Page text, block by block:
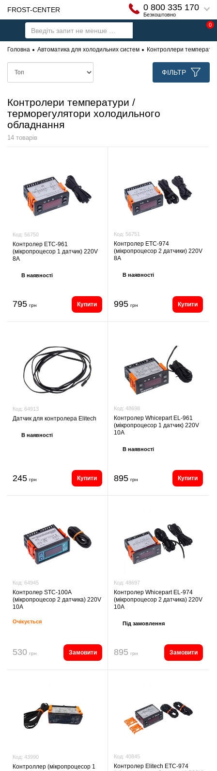
FROST-CENTER 0 800 335 170
Безкоштовно
0
Головна Автоматика для холодильних систем Контроллери
ФІЛЬТР
Контролери температури /
терморегулятори холодильного
обладнання
14 товарів
Код: 56750
Контролер ETC-961
(мікропроцесор 1 датчик) 220V
8A
В наявності
795 грн Купити
Код: 56751
Контролер ЕТС-974
(мікропроцесор 2 датчики) 220V
8A
В наявності
995 грн Купити
Код: 64913
Датчик для контролера Elitech
В наявності
245 грн Купити
Код: 48698
Контролер Whicepart EL-961
(мікропроцесор 1 датчик) 220V
10A
В наявності
895 грн Купити
Код: 64945
Контролер STC-100A
(мікропроцесор 2 датчика) 220V
10A
Очікується
530 грн Замовити
Код: 48697
Контролер Whicepart EL-974
(мікропроцесор 2 датчика) 220V
10A
Під замовлення
895 грн Замовити
Код: 43990
Контроллер (мікропроцесор 1
Код: 40845
Контролер Elitech ETС-974